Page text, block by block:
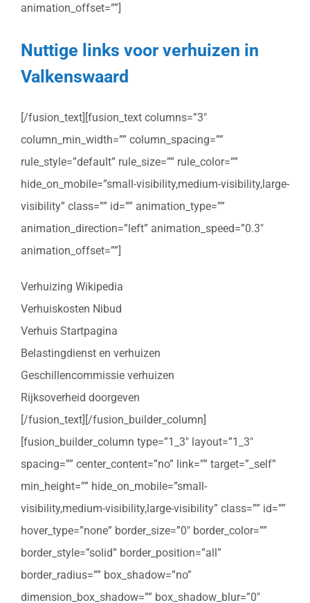
animation_offset=””]
Nuttige links voor verhuizen in
Valkenswaard
[/fusion_text][fusion_text columns=”3″
column_min_width=”” column_spacing=””
rule_style=”default” rule_size=”” rule_color=””
hide_on_mobile=”small-visibility,medium-visibility,large-
visibility” class=”” id=”” animation_type=””
animation_direction=”left” animation_speed=”0.3″
animation_offset=””]
Verhuizing Wikipedia
Verhuiskosten Nibud
Verhuis Startpagina
Belastingdienst en verhuizen
Geschillencommissie verhuizen
Rijksoverheid doorgeven
[/fusion_text][/fusion_builder_column]
[fusion_builder_column type=”1_3″ layout=”1_3″
spacing=”” center_content=”no” link=”” target=”_self”
min_height=”” hide_on_mobile=”small-
visibility,medium-visibility,large-visibility” class=”” id=””
hover_type=”none” border_size=”0″ border_color=””
border_style=”solid” border_position=”all”
border_radius=”” box_shadow=”no”
dimension_box_shadow=”” box_shadow_blur=”0″